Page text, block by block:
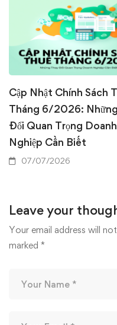
Cập Nhật Chính Sách
Tháng 6/2026:
Đổi Quan Trọng Doanh
Nghiệp Cần Biết
07/07/2026
Leave your
Your email address will
marked *